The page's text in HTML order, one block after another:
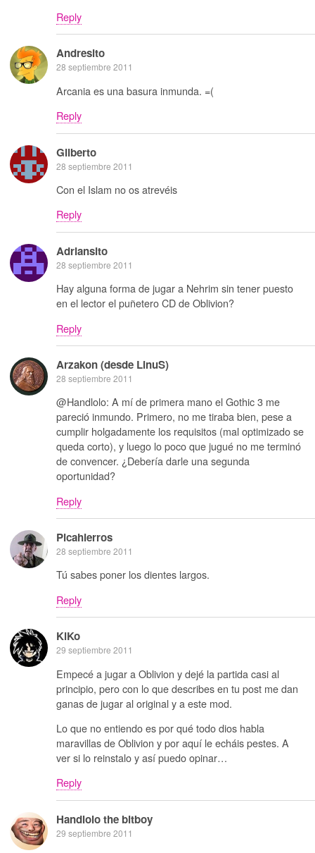
Reply
Andresito
28 septiembre 2011
Arcania es una basura inmunda. =(
Reply
Gilberto
28 septiembre 2011
Con el Islam no os atrevéis
Reply
Adriansito
28 septiembre 2011
Hay alguna forma de jugar a Nehrim sin tener puesto
en el lector el puñetero CD de Oblivion?
Reply
Arzakon (desde LinuS)
28 septiembre 2011
@Handlolo: A mí de primera mano el Gothic 3 me
pareció inmundo. Primero, no me tiraba bien, pese a
cumplir holgadamente los requisitos (mal optimizado se
queda corto), y luego lo poco que jugué no me terminó
de convencer. ¿Debería darle una segunda
oportunidad?
Reply
Picahierros
28 septiembre 2011
Tú sabes poner los dientes largos.
Reply
KiKo
29 septiembre 2011
Empecé a jugar a Oblivion y dejé la partida casi al
principio, pero con lo que describes en tu post me dan
ganas de jugar al original y a este mod.
Lo que no entiendo es por qué todo dios habla
maravillas de Oblivion y por aquí le echáis pestes. A
ver si lo reinstalo y así puedo opinar…
Reply
Handlolo the bitboy
29 septiembre 2011